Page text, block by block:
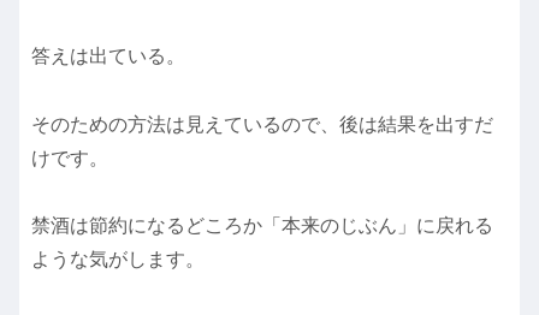
答えは出ている。
そのための方法は見えているので、後は結果を出すだ
けです。
禁酒は節約になるどころか「本来のじぶん」に戻れる
ような気がします。